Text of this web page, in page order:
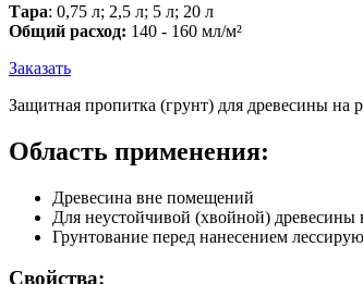
Тара: 0,75 л; 2,5 л; 5 л; 20 л
Общий расход: 140 - 160 мл/м²
Заказать
Защитная пропитка (грунт) для древесины на
Область применения:
Древесина вне помещений
Для неустойчивой (хвойной)
Грунтование перед нанесением
Свойства: